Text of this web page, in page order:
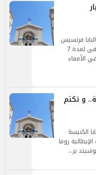
فرنسيس
في حالة صحية جيدة وسيبقى في المستشفى لمدة 7
الأمعاء
و تكتم
الكنيسة
روما
بر…